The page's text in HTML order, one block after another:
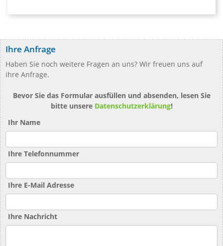
Ihre Anfrage
Haben Sie noch weitere Fragen an uns? Wir freuen uns auf
ihre Anfrage.
Bevor Sie das Formular ausfüllen und absenden, lesen Sie
bitte unsere Datenschutzerklärung!
Ihr Name
Ihre Telefonnummer
Ihre E-Mail Adresse
Ihre Nachricht